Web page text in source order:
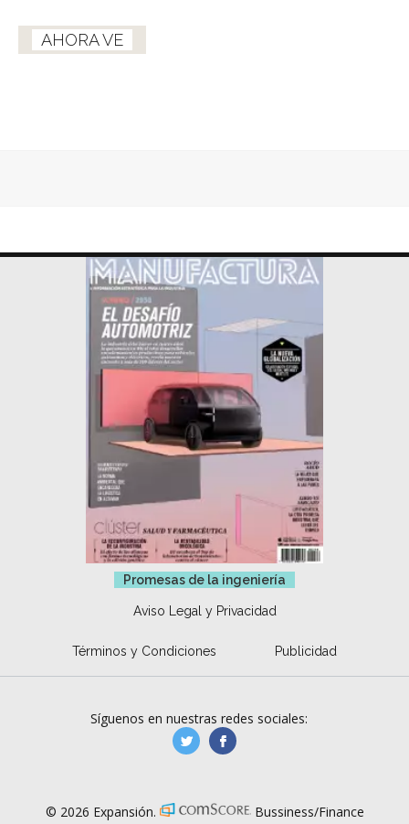
AHORA VE
Promesas de la ingeniería
Aviso Legal y Privacidad
Términos y Condiciones Publicidad
Síguenos en nuestras redes sociales:
manufacturaGE
© 2026 Expansión. Bussiness/Finance